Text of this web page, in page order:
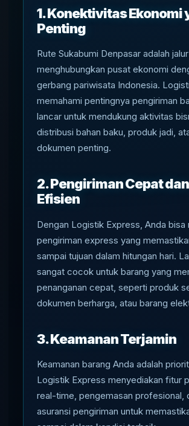
1. Konektivitas Ekonomi
Penting
Rute Sukabumi Denpasar adalah
menghubungkan pusat ekonomi
gerbang pariwisata Indonesia.
memahami pentingnya pengiriman
lancar untuk mendukung aktivitas
distribusi bahan baku, produk jadi,
dokumen penting.
2. Pengiriman Cepat dan
Efisien
Dengan Logistik Express, Anda bisa
pengiriman express yang
sampai tujuan dalam hitungan hari.
sangat cocok untuk barang yang
penanganan cepat, seperti produk
dokumen berharga, atau barang
3. Keamanan Terjamin
Keamanan barang Anda adalah
Logistik Express menyediakan fitur
real-time, pengemasan profesional,
asuransi pengiriman untuk